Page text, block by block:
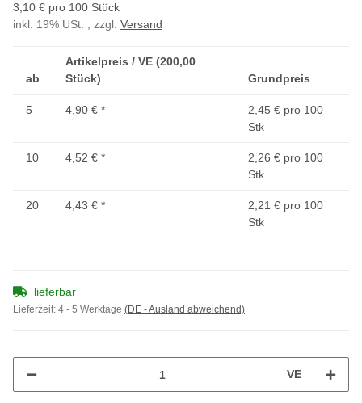
3,10 € pro 100 Stück
inkl. 19% USt. , zzgl. Versand
ab
Artikelpreis / VE (200,00
Stück)
Grundpreis
5 4,90 € *
2,45 € pro 100
Stk
10 4,52 € *
2,26 € pro 100
Stk
20 4,43 € *
2,21 € pro 100
Stk
lieferbar
Lieferzeit: 4 - 5 Werktage (DE - Ausland abweichend)
VE